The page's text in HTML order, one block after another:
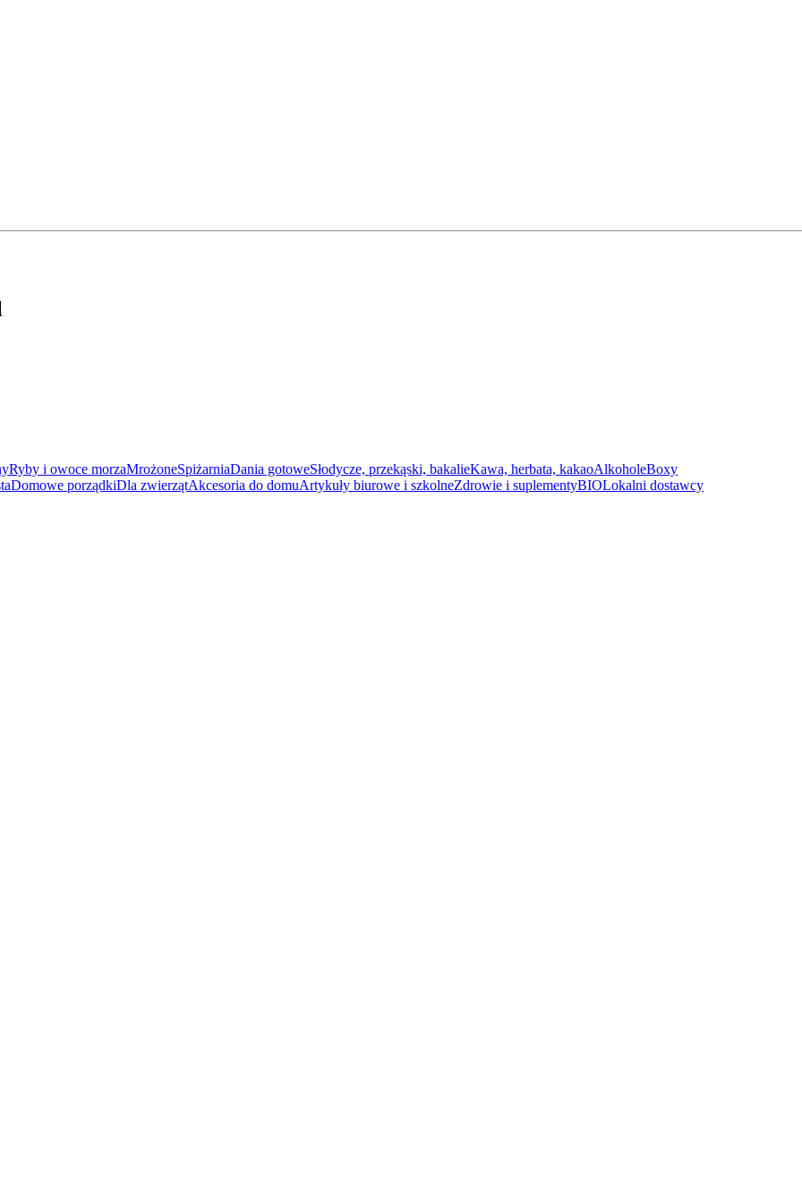
Ryby i owoce morzaMrożoneSpiżarniaDania gotoweSłodycze, przekąski, bakalieKawa, herbata, kakaoAlkoholeBoxy
Domowe porządkiDla zwierzątAkcesoria do domuArtykuły biurowe i szkolneZdrowie i suplementyBIOLokalni dostawcy